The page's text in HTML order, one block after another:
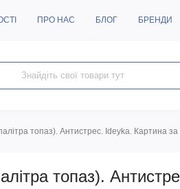
ПРО НАС БЛОГ БРЕНДИ
топаз). Антистрес. Ideyka. Картина
топаз).